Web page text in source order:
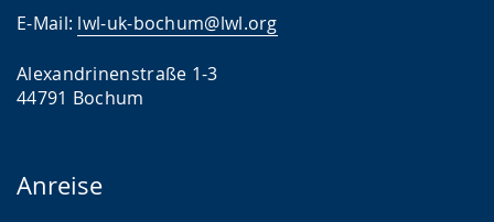
E-Mail: lwl-uk-bochum@lwl.org
Alexandrinenstraße 1-3
44791 Bochum
Anreise